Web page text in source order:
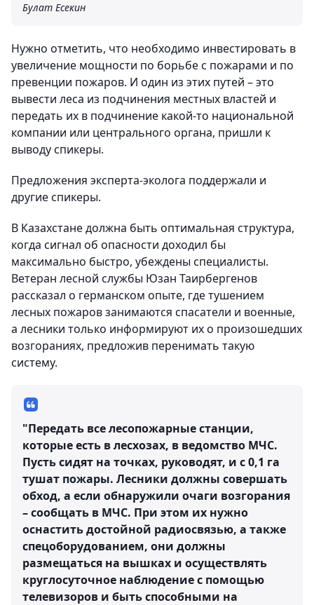
Булат Есекин
Нужно отметить, что необходимо инвестировать в
увеличение мощности по борьбе с пожарами и по
превенции пожаров. И один из этих путей – это
вывести леса из подчинения местных властей и
передать их в подчинение какой-то национальной
компании или центрального органа, пришли к
выводу спикеры.
Предложения эксперта-эколога поддержали и
другие спикеры.
В Казахстане должна быть оптимальная структура,
когда сигнал об опасности доходил бы
максимально быстро, убеждены специалисты.
Ветеран лесной службы Юзан Таирбергенов
рассказал о германском опыте, где тушением
лесных пожаров занимаются спасатели и военные,
а лесники только информируют их о произошедших
возгораниях, предложив перенимать такую
систему.
"Передать все лесопожарные станции,
которые есть в лесхозах, в ведомство МЧС.
Пусть сидят на точках, руководят, и с 0,1 га
тушат пожары. Лесники должны совершать
обход, а если обнаружили очаги возгорания
– сообщать в МЧС. При этом их нужно
оснастить достойной радиосвязью, а также
спецоборудованием, они должны
размещаться на вышках и осуществлять
круглосуточное наблюдение с помощью
телевизоров и быть способными на